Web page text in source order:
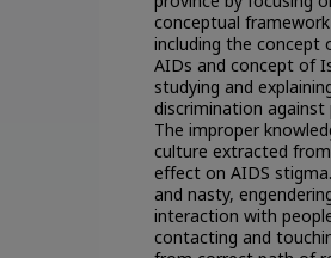
conceptual
including the concept
AIDs and concept of
studying and
discrimination
The improper
culture extracted
effect on AIDS
and nasty,
interaction with
contacting and